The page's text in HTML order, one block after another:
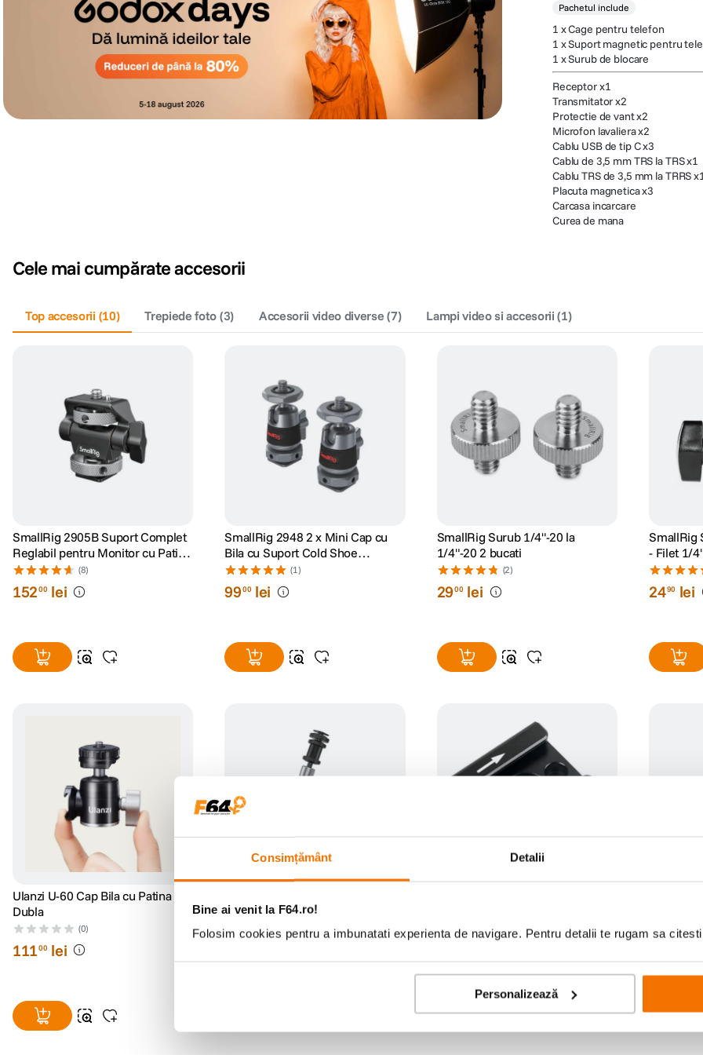
Consimțământ Detalii
Bine ai venit la F64.ro!
Folosim cookies pentru a imbunatati experienta de navigare. Pentru detalii te rugam sa citesti
Personalizează
Pachetul include
1 x Cage pentru telefon
1 x Suport magnetic pentru
1 x Surub de blocare
Receptor x1
Transmitator x2
Protectie de vant x2
Microfon lavaliera x2
Cablu USB de tip C x3
Cablu de 3,5 mm TRS la TRS x1
Cablu TRS de 3,5 mm la TRRS
Placuta magnetica x3
Carcasa incarcare
Curea de mana
Cele mai cumpărate accesorii
Top accesorii (10) Trepiede foto (3) Accesorii video diverse (7) Lampi video si accesorii (1)
SmallRig 2905B Suport Complet
Reglabil pentru Monitor cu Patina
Cold Shoe
(8)
15200 lei
SmallRig 2948 2 x Mini Cap cu
Bila cu Suport Cold Shoe
Detasabil
(1)
9900 lei
SmallRig Surub 1/4"-20 la
1/4"-20 2 bucati
(2)
2900 lei
SmallRig
- Filet 1/
2490 lei
Ulanzi U-60 Cap Bila cu Patina
Dubla
(0)
11100 lei
cm